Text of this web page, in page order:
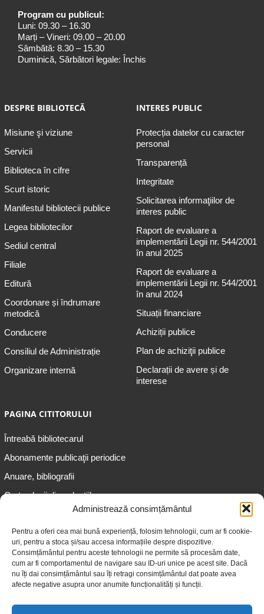
Administrează consimțământul
Pentru a oferi cea mai bună experiență, folosim tehnologii, cum ar fi cookie-
uri, pentru a stoca și/sau accesa informațiile despre dispozitive.
Consimțământul pentru aceste tehnologii ne permite să procesăm date,
cum ar fi comportamentul de navigare sau ID-uri unice pe acest site. Dacă
nu îți dai consimțământul sau îți retragi consimțământul dat poate avea
afecte negative asupra unor anumite funcționalități și funcții.
Program cu publicul:
Luni: 09.30 – 16.30
Marți – Vineri: 09.00 – 20.00
Sâmbătă: 8.30 – 15.30
Duminică, Sărbători legale: Închis
DESPRE BIBLIOTECĂ
Misiune şi viziune
Servicii
Biblioteca în cifre
Scurt istoric
Manifestul bibliotecii publice
Legea bibliotecilor
Sediul central
Filiale
Editură
Coordonare și îndrumare
metodică
Conducere
Consiliul de Administrație
Organizare internă
INTERES PUBLIC
Protecția datelor cu caracter
personal
Transparență
Integritate
Solicitarea informaţiilor de
interes public
Raport de evaluare a
implementării Legii nr. 544/2001
în anul 2025
Raport de evaluare a
implementării Legii nr. 544/2001
în anul 2024
Situații financiare
Achiziții publice
Plan de achiziţii publice
Declarații de avere și de
interese
PAGINA CITITORULUI
Întreabă bibliotecarul
Abonamente publicaţii periodice
Anuare, bibliografii
Cartea lunii din colecțiile
Informații pentru adolescenți
Informații pentru adulți
Informații pentru seniori